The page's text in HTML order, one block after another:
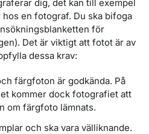
dig, det kan till exempel
en fotograf. Du ska bifoga
för
Det är viktigt att fotot är av
dessa krav:
färgfoton är godkända. På
kommer dock fotografiet att
om färgfoto lämnats.
och ska vara välliknande.